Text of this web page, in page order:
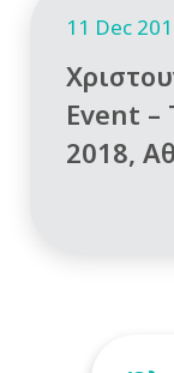
11 Dec
Event –
2018,